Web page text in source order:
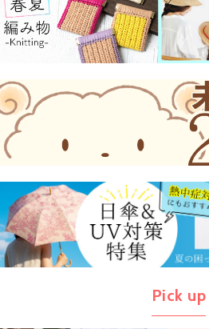
Pick up